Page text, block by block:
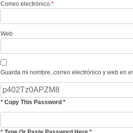
Correo electrónico *
Web
Guarda mi nombre, correo electrónico y web en
* Copy This Password *